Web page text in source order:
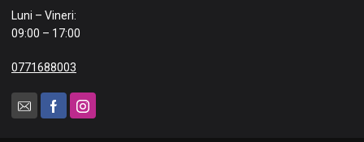
Luni – Vineri:
09:00 – 17:00
0771688003